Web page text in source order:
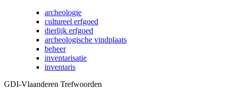
archeologie
cultureel erfgoed
dierlijk erfgoed
archeologische vindplaats
beheer
inventarisatie
inventaris
GDI-Vlaanderen Trefwoorden